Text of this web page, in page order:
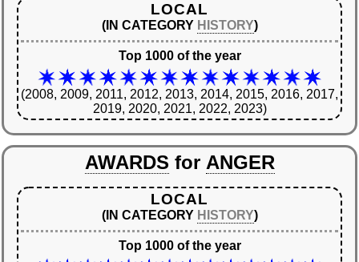
LOCAL
(IN CATEGORY HISTORY)
Top 1000 of the year
(2008, 2009, 2011, 2012, 2013, 2014, 2015, 2016, 2017,
2019, 2020, 2021, 2022, 2023)
AWARDS for ANGER
LOCAL
(IN CATEGORY HISTORY)
Top 1000 of the year